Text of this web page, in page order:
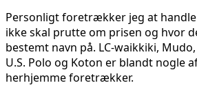
Personligt foretrækker jeg at
ikke skal prutte om prisen og hvor
bestemt navn på. LC-waikkiki,
U.S. Polo og Koton er blandt nogle
herhjemme foretrækker.